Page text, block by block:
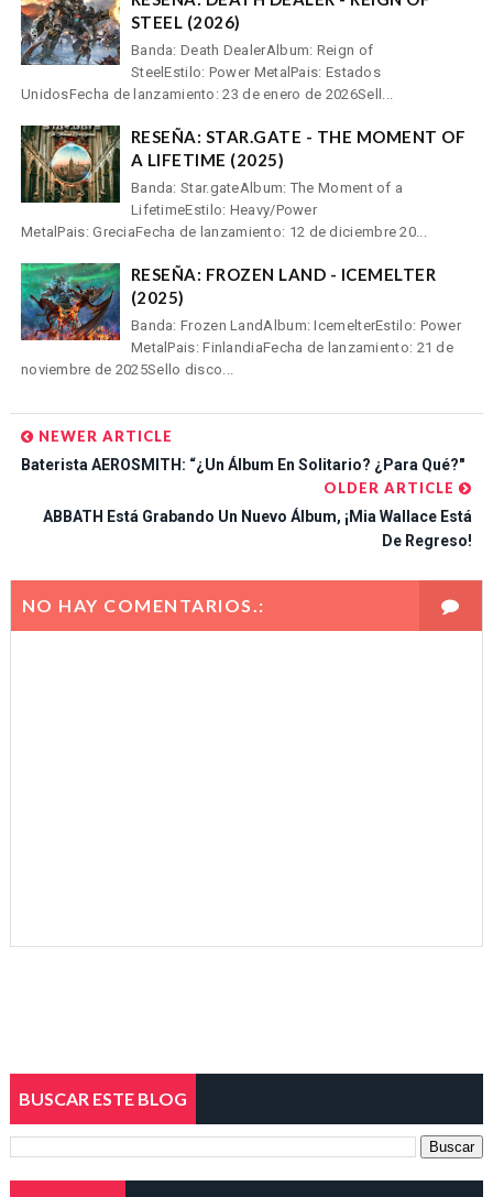
STEEL (2026)
Banda: Death DealerAlbum: Reign of
SteelEstilo: Power MetalPais: Estados
UnidosFecha de lanzamiento: 23 de enero de 2026Sell...
RESEÑA: STAR.GATE - THE MOMENT OF
A LIFETIME (2025)
Banda: Star.gateAlbum: The Moment of a
LifetimeEstilo: Heavy/Power
MetalPais: GreciaFecha de lanzamiento: 12 de diciembre 20...
RESEÑA: FROZEN LAND - ICEMELTER
(2025)
Banda: Frozen LandAlbum: IcemelterEstilo: Power
MetalPais: FinlandiaFecha de lanzamiento: 21 de
noviembre de 2025Sello disco...
NEWER ARTICLE
Baterista AEROSMITH: “¿Un Álbum En Solitario? ¿Para Qué?"
OLDER ARTICLE
ABBATH Está Grabando Un Nuevo Álbum, ¡Mia Wallace Está
De Regreso!
NO HAY COMENTARIOS.:
BUSCAR ESTE BLOG